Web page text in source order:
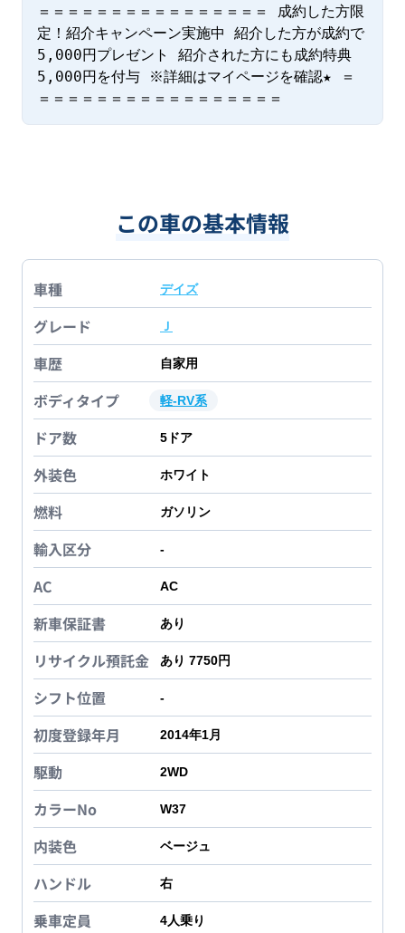
＝＝＝＝＝＝＝＝＝＝＝＝＝＝＝＝ 成約した方限
定！紹介キャンペーン実施中 紹介した方が成約で
5,000円プレゼント 紹介された方にも成約特典
5,000円を付与 ※詳細はマイページを確認★ ＝
＝＝＝＝＝＝＝＝＝＝＝＝＝＝＝＝＝
この車の基本情報
車種 デイズ
グレード Ｊ
車歴 自家用
ボディタイプ 軽-RV系
ドア数 5 ドア
外装色 ホワイト
燃料 ガソリン
輸入区分 -
AC AC
新車保証書 あり
リサイクル預託金 あり 7750円
シフト位置 -
初度登録年月 2014年1月
駆動 2WD
カラーNo W37
内装色 ベージュ
ハンドル 右
乗車定員 4人乗り